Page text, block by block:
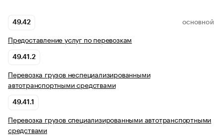
49.42 ОСНОВНОЙ
Предоставление услуг по перевозкам
49.41.2
Перевозка грузов неспециализированными
автотранспортными средствами
49.41.1
Перевозка грузов специализированными автотранспортными
средствами